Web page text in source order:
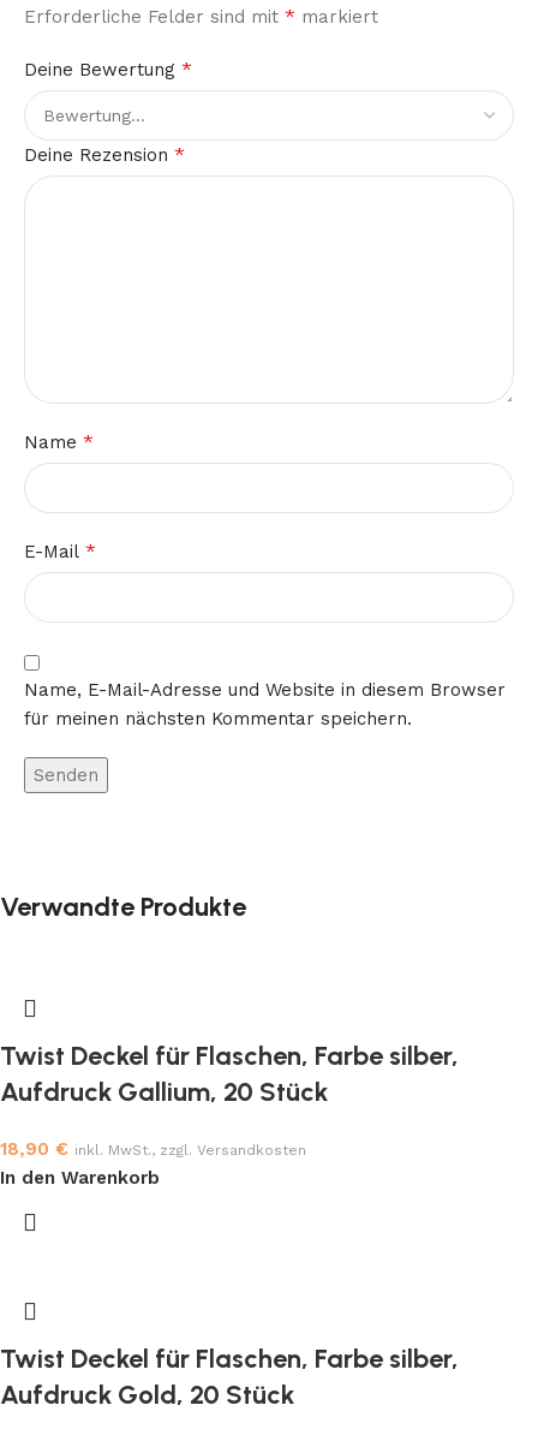
Erforderliche Felder sind mit * markiert
Deine Bewertung *
Deine Rezension *
Name *
E-Mail *
Name, E-Mail-Adresse und Website in diesem Browser
für meinen nächsten Kommentar speichern.
Verwandte Produkte
Twist Deckel für Flaschen, Farbe silber,
Aufdruck Gallium, 20 Stück
18,90 € inkl. MwSt., zzgl. Versandkosten
In den Warenkorb
Twist Deckel für Flaschen, Farbe silber,
Aufdruck Gold, 20 Stück